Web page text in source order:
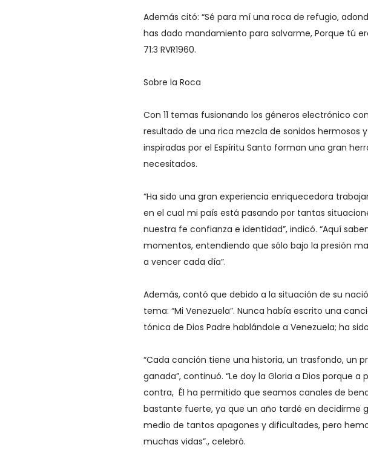
Además citó: “Sé para mí una roca de refugio,
has dado mandamiento para salvarme, Porque tú
71:3 RVR1960.
Sobre la Roca
Con 11 temas fusionando los géneros electrónico
resultado de una rica mezcla de sonidos hermosos
inspiradas por el Espíritu Santo forman una gran
necesitados.
“Ha sido una gran experiencia enriquecedora
en el cual mi país está pasando por tantas
nuestra fe confianza e identidad”, indicó. “Aquí
momentos, entendiendo que sólo bajo la presión
a vencer cada día”.
Además, contó que debido a la situación de su
tema: “Mi Venezuela”. Nunca había escrito una
tónica de Dios Padre hablándole a Venezuela; ha
“Cada canción tiene una historia, un trasfondo, un
ganada”, continuó. “Le doy la Gloria a Dios porque
contra, Él ha permitido que seamos canales de
bastante fuerte, ya que un año tardé en decidirme
medio de tantos apagones y dificultades, pero
muchas vidas”., celebró.